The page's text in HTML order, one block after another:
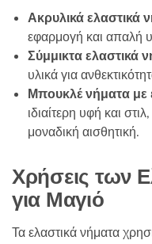
μπορούν
του
προϊόντος
Ακρυλικά ελαστικά
εφαρμογή και απαλή
Σύμμικτα ελαστικά
υλικά για
Μπουκλέ νήματα με
ιδιαίτερη υφή και
μοναδική αισθητική.
Χρήσεις των
για Μαγιό
Τα ελαστικά νήματα